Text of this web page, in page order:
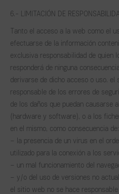
6.- LIMITACIÓN DE
Tanto el acceso a la web como el
efectuarse de la información
exclusiva responsabilidad de quien
responderá de ninguna
derivarse de dicho acceso o uso. el
responsable de los errores de
de los daños que puedan causarse
(hardware y software), o a los
en el mismo, como consecuencia de:
– la presencia de un virus en el
utilizado para la conexión a los
– un mal funcionamiento del
– y/o del uso de versiones no
el sitio web no se hace